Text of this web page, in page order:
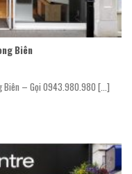
Biên
Biên – Gọi 0943.980.980 [...]